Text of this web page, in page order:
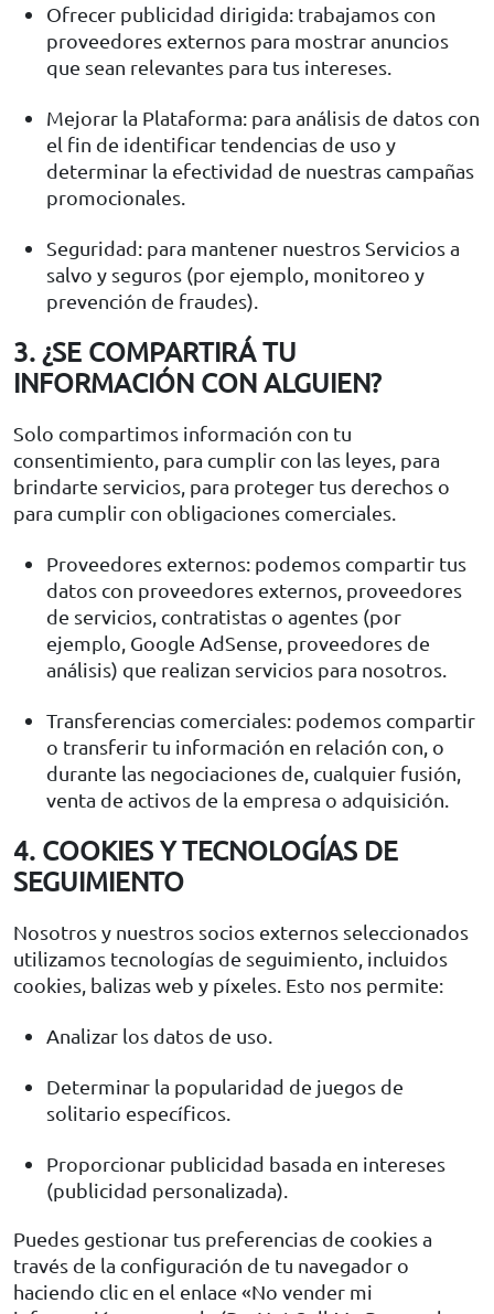
Ofrecer publicidad dirigida: trabajamos con
proveedores externos para mostrar anuncios
que sean relevantes para tus intereses.
Mejorar la Plataforma: para análisis de datos con
el fin de identificar tendencias de uso y
determinar la efectividad de nuestras campañas
promocionales.
Seguridad: para mantener nuestros Servicios a
salvo y seguros (por ejemplo, monitoreo y
prevención de fraudes).
3. ¿SE COMPARTIRÁ TU
INFORMACIÓN CON ALGUIEN?
Solo compartimos información con tu
consentimiento, para cumplir con las leyes, para
brindarte servicios, para proteger tus derechos o
para cumplir con obligaciones comerciales.
Proveedores externos: podemos compartir tus
datos con proveedores externos, proveedores
de servicios, contratistas o agentes (por
ejemplo, Google AdSense, proveedores de
análisis) que realizan servicios para nosotros.
Transferencias comerciales: podemos compartir
o transferir tu información en relación con, o
durante las negociaciones de, cualquier fusión,
venta de activos de la empresa o adquisición.
4. COOKIES Y TECNOLOGÍAS DE
SEGUIMIENTO
Nosotros y nuestros socios externos seleccionados
utilizamos tecnologías de seguimiento, incluidos
cookies, balizas web y píxeles. Esto nos permite:
Analizar los datos de uso.
Determinar la popularidad de juegos de
solitario específicos.
Proporcionar publicidad basada en intereses
(publicidad personalizada).
Puedes gestionar tus preferencias de cookies a
través de la configuración de tu navegador o
haciendo clic en el enlace «No vender mi